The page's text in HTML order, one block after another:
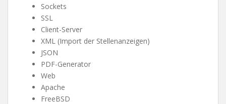
Sockets
SSL
Client-Server
XML (Import der Stellenanzeigen)
JSON
PDF-Generator
Web
Apache
FreeBSD